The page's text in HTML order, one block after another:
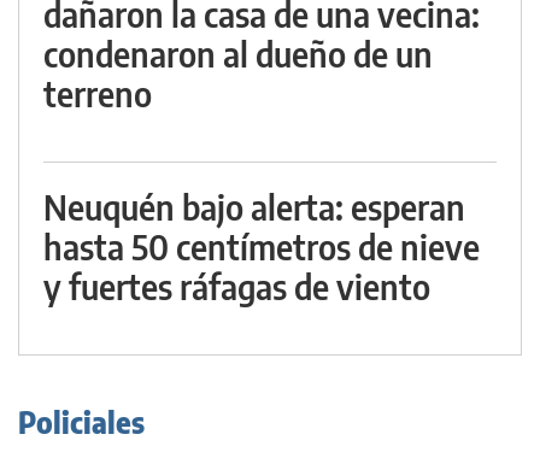
dañaron la casa de una vecina:
condenaron al dueño de un
terreno
Neuquén bajo alerta: esperan
hasta 50 centímetros de nieve
y fuertes ráfagas de viento
Policiales